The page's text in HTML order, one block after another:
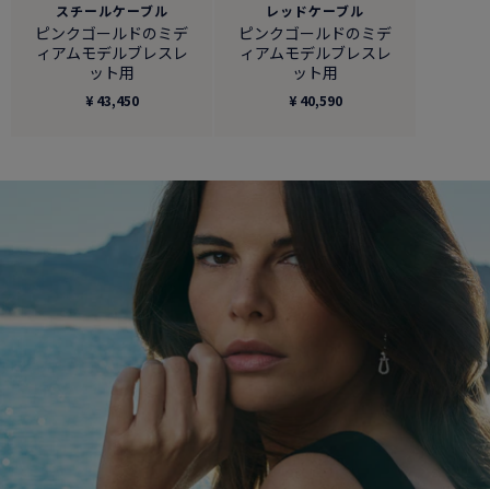
スチールケーブル
ピンクゴールドのミデ
ィアムモデルブレスレ
ット用
¥ 43,450
レッドケーブル
ピンクゴールドのミデ
ィアムモデルブレスレ
ット用
¥ 40,590